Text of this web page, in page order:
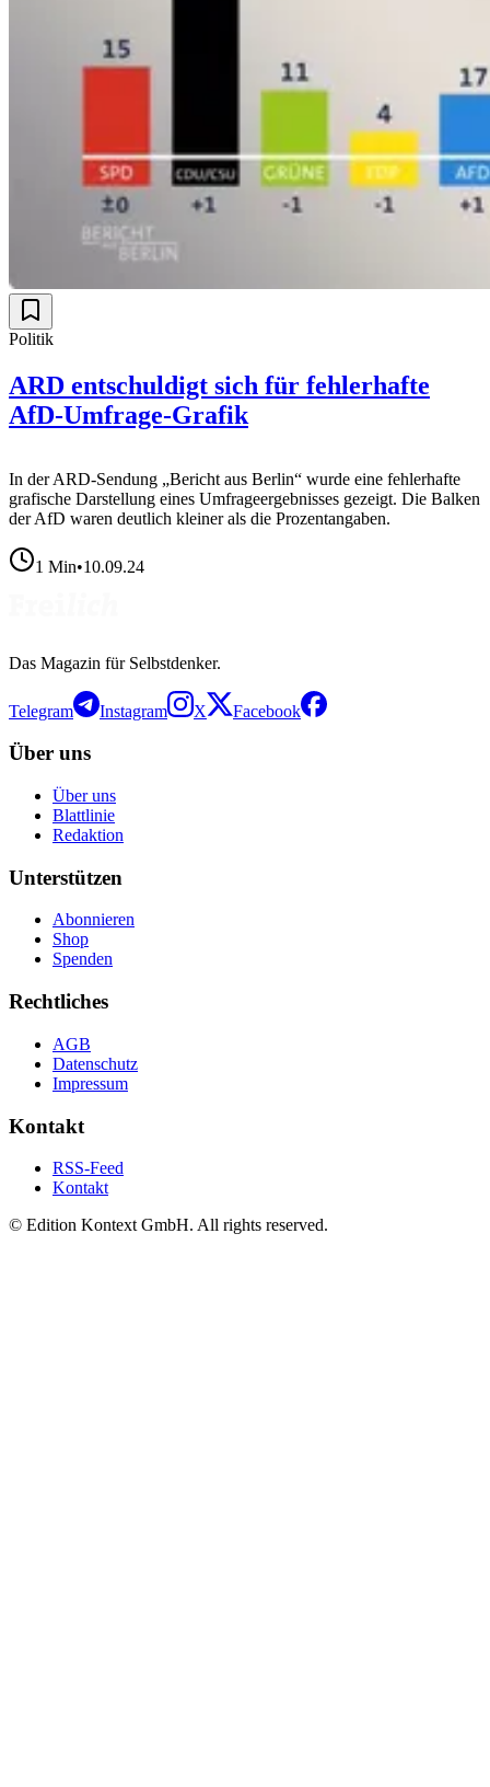
Politik
ARD entschuldigt sich für fehlerhafte
AfD-Umfrage-Grafik
In der ARD-Sendung „Bericht aus Berlin“ wurde eine fehlerhafte
grafische Darstellung eines Umfrageergebnisses gezeigt. Die Balken
der AfD waren deutlich kleiner als die Prozentangaben.
1 Min•10.09.24
Das Magazin für Selbstdenker.
Telegram Instagram X Facebook
Über uns
Über uns
Blattlinie
Redaktion
Unterstützen
Abonnieren
Shop
Spenden
Rechtliches
AGB
Datenschutz
Impressum
Kontakt
RSS-Feed
Kontakt
© Edition Kontext GmbH. All rights reserved.